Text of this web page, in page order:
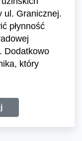
ul. Granicznej.
płynność
Dodatkowo
który